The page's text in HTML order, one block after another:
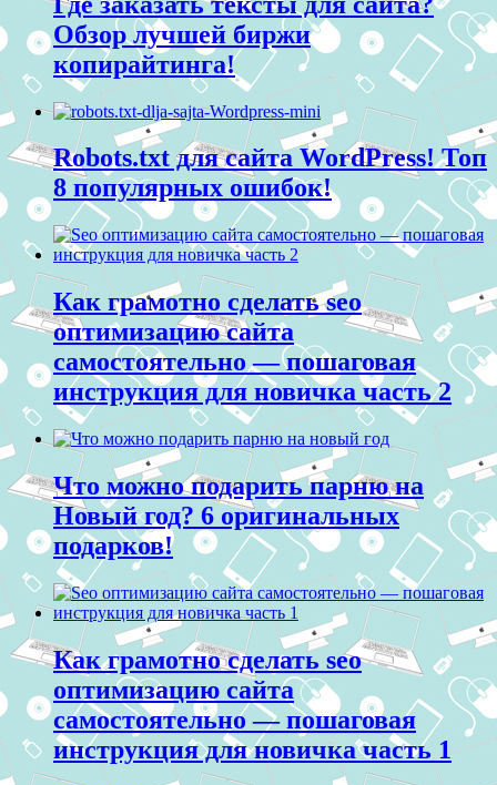
Обзор лучшей биржи
копирайтинга!
Robots.txt для сайта WordPress! Топ
8 популярных ошибок!
Как грамотно сделать seo
оптимизацию сайта
самостоятельно — пошаговая
инструкция для новичка часть 2
Что можно подарить парню на
Новый год? 6 оригинальных
подарков!
Как грамотно сделать seo
оптимизацию сайта
самостоятельно — пошаговая
инструкция для новичка часть 1